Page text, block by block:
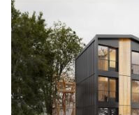
Over
TNM heeft als missie
prachtige woning te
combineren met